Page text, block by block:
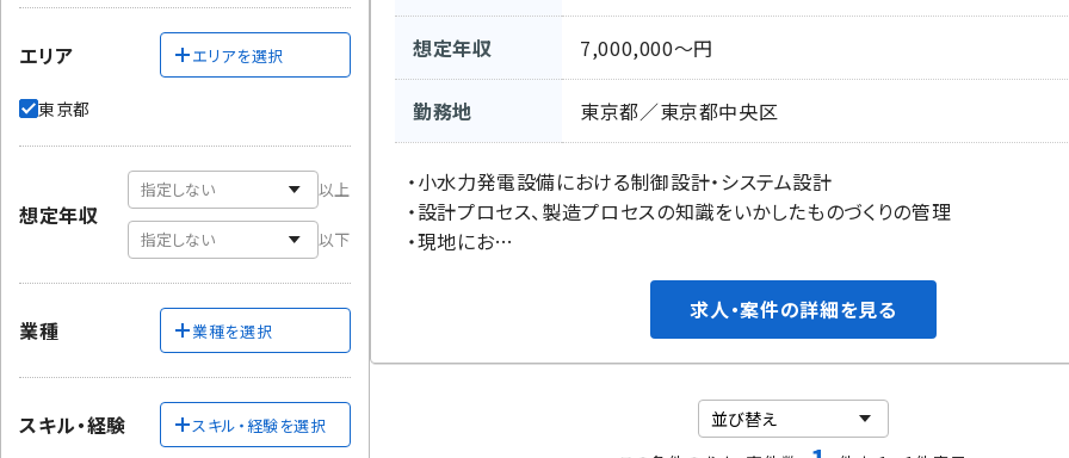
想定年収 7,000,000〜円
勤務地 東京都／東京都中央区
・小水力発電設備における制御設計・システム設計
・設計プロセス、製造プロセスの知識をいかしたものづくりの管理
・現地にお…
求人・案件の詳細を見る
エリア エリアを選択
東京都
想定年収
以上
以下
業種 業種を選択
スキル・経験 スキル・経験を選択